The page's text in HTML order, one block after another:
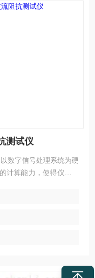
测试仪
数字信号处理系统为硬
计算能力，使得仪器的